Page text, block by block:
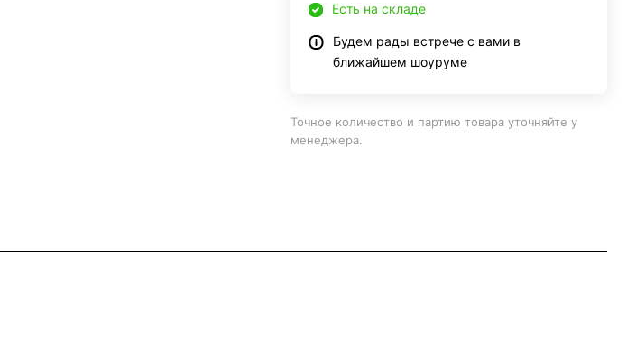
Есть на складе
Будем рады встрече с вами в
ближайшем шоуруме
Точное количество и партию товара уточняйте у
менеджера.